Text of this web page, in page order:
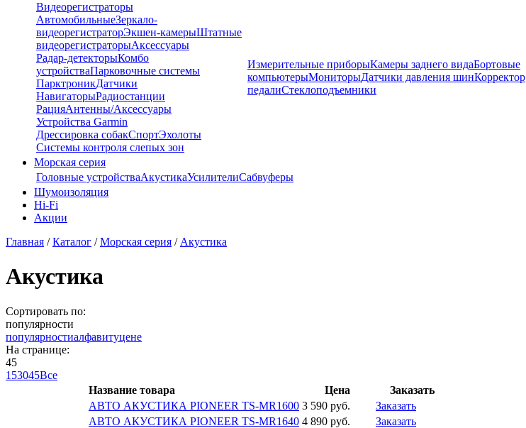
Видеорегистраторы
АвтомобильныеЗеркало-
видеорегистраторЭкшен-камерыШтатные
видеорегистраторыАксессуары
Радар-детекторыКомбо
устройстваПарковочные системы
ПарктроникДатчики
НавигаторыРадиостанции
РацияАнтенны/Аксессуары
Устройства Garmin
Дрессировка собакСпортЭхолоты
Системы контроля слепых зон
Измерительные приборыКамеры заднего видаБортовые
компьютерыМониторыДатчики давления шинКорректор
педалиСтеклоподъемники
Морская серия
Головные устройстваАкустикаУсилителиСабвуферы
Шумоизоляция
Hi-Fi
Акции
Главная /Каталог /Морская серия / Акустика
Акустика
Сортировать по:
популярности
популярностиалфавитуцене
На странице:
45
153045Все
Название товара
Цена
Заказать
АВТО АКУСТИКА PIONEER TS-MR1600 3 590 руб.
Заказать
АВТО АКУСТИКА PIONEER TS-MR1640 4 890 руб.
Заказать